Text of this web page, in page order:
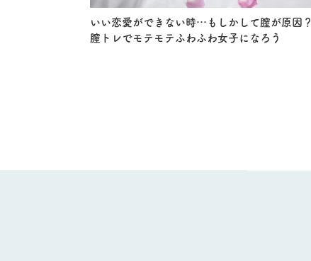
いい恋愛ができない時…もしかして膣が原因？
膣トレでモテモテふわふわ女子になろう